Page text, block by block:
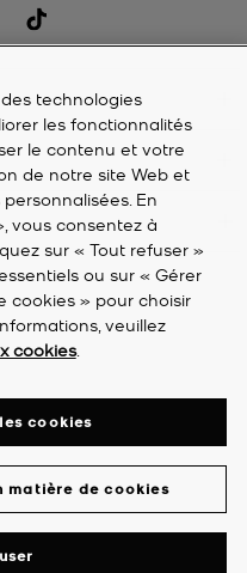
technologies
les fonctionnalités
le contenu et votre
de notre site Web et
En
vous consentez à
sur « Tout refuser »
ou sur « Gérer
cookies » pour choisir
veuillez
cookies.
matière de cookies
cookies